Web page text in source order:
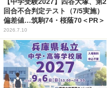
回合不合判定テスト（7/5実施）
偏差値…筑駒74・桜蔭70＜PR＞
2026.7.10